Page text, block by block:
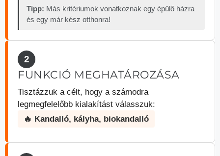
Tipp: Más kritériumok vonatkoznak egy épülő házra
és egy már kész otthonra!
2
FUNKCIÓ MEGHATÁROZÁSA
Tisztázzuk a célt, hogy a számodra
legmegfelelőbb kialakítást válasszuk:
🔥 Kandalló, kályha, biokandalló